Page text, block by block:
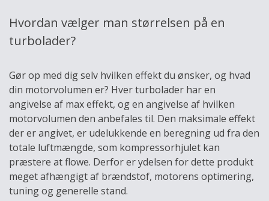
Hvordan vælger man størrelsen på en
turbolader?
Gør op med dig selv hvilken effekt du ønsker, og hvad
din motorvolumen er? Hver turbolader har en
angivelse af max effekt, og en angivelse af hvilken
motorvolumen den anbefales til. Den maksimale effekt
der er angivet, er udelukkende en beregning ud fra den
totale luftmængde, som kompressorhjulet kan
præstere at flowe. Derfor er ydelsen for dette produkt
meget afhængigt af brændstof, motorens optimering,
tuning og generelle stand.